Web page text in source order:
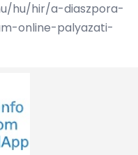
hu/hir/a-diaszpora-
online-palyazati-